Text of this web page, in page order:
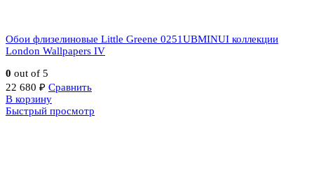
Обои флизелиновые Little Greene 0251UBMINUI коллекции
London Wallpapers IV
0 out of 5
22 680 ₽ Сравнить
В корзину
Быстрый просмотр